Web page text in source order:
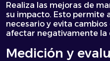
Realiza las mejoras de
su impacto. Esto permite
necesario y evita
afectar negativamente la
Medición y